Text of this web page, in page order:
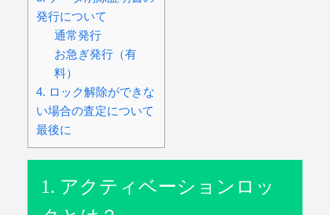
発行について
通常発行
お急ぎ発行（有
料）
4. ロック解除ができな
い場合の査定について
最後に
1. アクティベーションロッ